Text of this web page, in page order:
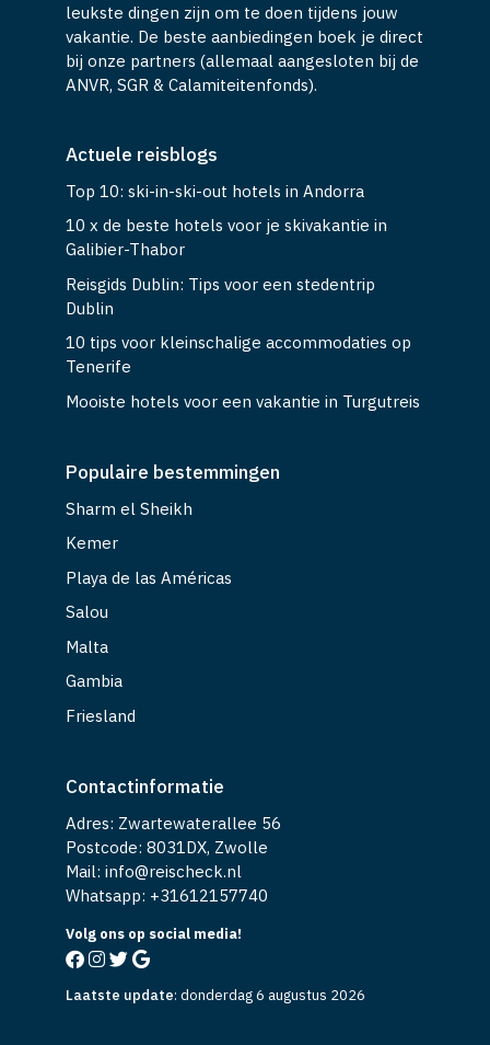
leukste dingen zijn om te doen tijdens jouw
vakantie. De beste aanbiedingen boek je direct
bij onze partners (allemaal aangesloten bij de
ANVR, SGR & Calamiteitenfonds).
Actuele reisblogs
Top 10: ski-in-ski-out hotels in Andorra
10 x de beste hotels voor je skivakantie in
Galibier-Thabor
Reisgids Dublin: Tips voor een stedentrip
Dublin
10 tips voor kleinschalige accommodaties op
Tenerife
Mooiste hotels voor een vakantie in Turgutreis
Populaire bestemmingen
Sharm el Sheikh
Kemer
Playa de las Américas
Salou
Malta
Gambia
Friesland
Contactinformatie
Adres: Zwartewaterallee 56
Postcode: 8031DX, Zwolle
Mail: info@reischeck.nl
Whatsapp: +31612157740
Volg ons op social media!
Laatste update: donderdag 6 augustus 2026